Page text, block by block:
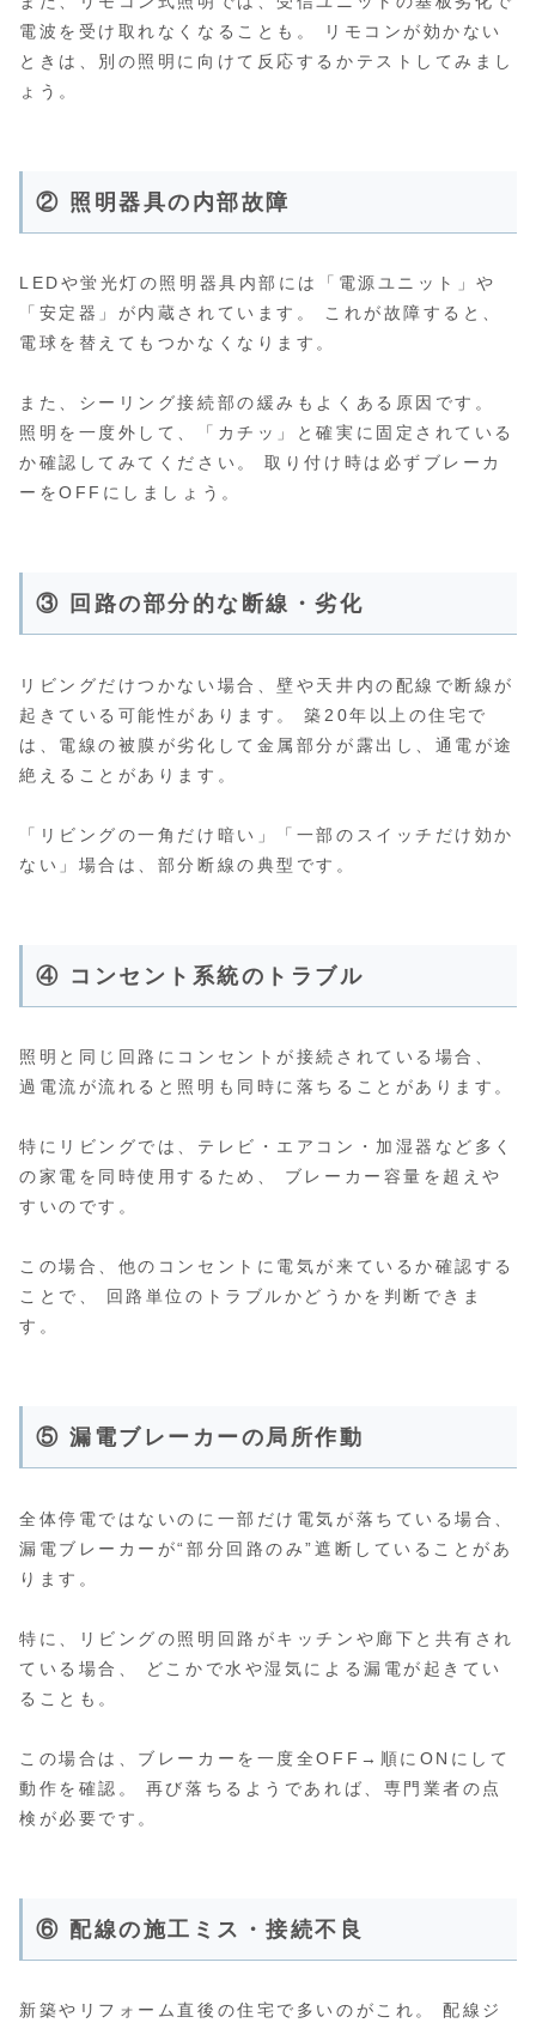
電波を受け取れなくなることも。 リモコンが効かない
ときは、別の照明に向けて反応するかテストしてみまし
ょう。
② 照明器具の内部故障
LEDや蛍光灯の照明器具内部には「電源ユニット」や
「安定器」が内蔵されています。 これが故障すると、
電球を替えてもつかなくなります。
また、シーリング接続部の緩みもよくある原因です。
照明を一度外して、「カチッ」と確実に固定されている
か確認してみてください。 取り付け時は必ずブレーカ
ーをOFFにしましょう。
③ 回路の部分的な断線・劣化
リビングだけつかない場合、壁や天井内の配線で断線が
起きている可能性があります。 築20年以上の住宅で
は、電線の被膜が劣化して金属部分が露出し、通電が途
絶えることがあります。
「リビングの一角だけ暗い」「一部のスイッチだけ効か
ない」場合は、部分断線の典型です。
④ コンセント系統のトラブル
照明と同じ回路にコンセントが接続されている場合、
過電流が流れると照明も同時に落ちることがあります。
特にリビングでは、テレビ・エアコン・加湿器など多く
の家電を同時使用するため、 ブレーカー容量を超えや
すいのです。
この場合、他のコンセントに電気が来ているか確認する
ことで、 回路単位のトラブルかどうかを判断できま
す。
⑤ 漏電ブレーカーの局所作動
全体停電ではないのに一部だけ電気が落ちている場合、
漏電ブレーカーが“部分回路のみ”遮断していることがあ
ります。
特に、リビングの照明回路がキッチンや廊下と共有され
ている場合、 どこかで水や湿気による漏電が起きてい
ることも。
この場合は、ブレーカーを一度全OFF→順にONにして
動作を確認。 再び落ちるようであれば、専門業者の点
検が必要です。
⑥ 配線の施工ミス・接続不良
新築やリフォーム直後の住宅で多いのがこれ。 配線ジ